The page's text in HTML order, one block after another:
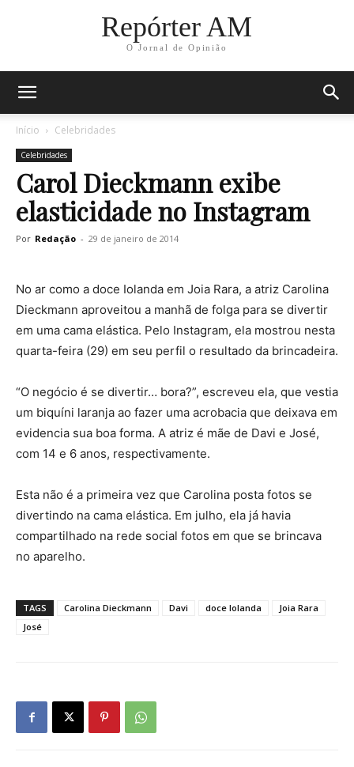
Repórter AM
O Jornal de Opinião
Início Celebridades
Celebridades
Carol Dieckmann exibe
elasticidade no Instagram
Por Redação - 29 de janeiro de 2014
No ar como a doce Iolanda em Joia Rara, a atriz Carolina
Dieckmann aproveitou a manhã de folga para se divertir
em uma cama elástica. Pelo Instagram, ela mostrou nesta
quarta-feira (29) em seu perfil o resultado da brincadeira.
“O negócio é se divertir… bora?”, escreveu ela, que vestia
um biquíni laranja ao fazer uma acrobacia que deixava em
evidencia sua boa forma. A atriz é mãe de Davi e José,
com 14 e 6 anos, respectivamente.
Esta não é a primeira vez que Carolina posta fotos se
divertindo na cama elástica. Em julho, ela já havia
compartilhado na rede social fotos em que se brincava
no aparelho.
TAGS Carolina Dieckmann Davi doce Iolanda
Joia Rara
José